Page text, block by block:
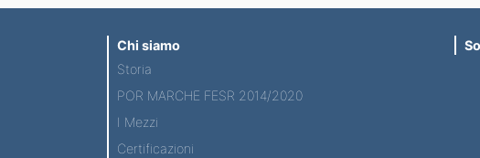
Chi siamo
Storia
POR MARCHE FESR 2014/2020
I Mezzi
Certificazioni